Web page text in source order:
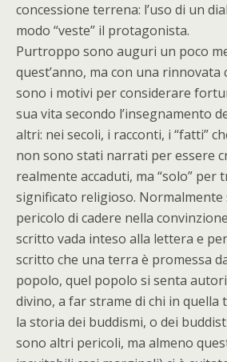
concessione terrena: l’uso di un
modo “veste” il protagonista.
Purtroppo sono auguri un poco
quest’anno, ma con una rinnovata
sono i motivi per considerare
sua vita secondo l’insegnamento
altri: nei secoli, i racconti, i “fatti”
non sono stati narrati per essere
realmente accaduti, ma “solo” per
significato religioso. Normalmente
pericolo di cadere nella
scritto vada inteso alla lettera e
scritto che una terra è promessa
popolo, quel popolo si senta
divino, a far strame di chi in quella
la storia dei buddismi, o dei
sono altri pericoli, ma almeno